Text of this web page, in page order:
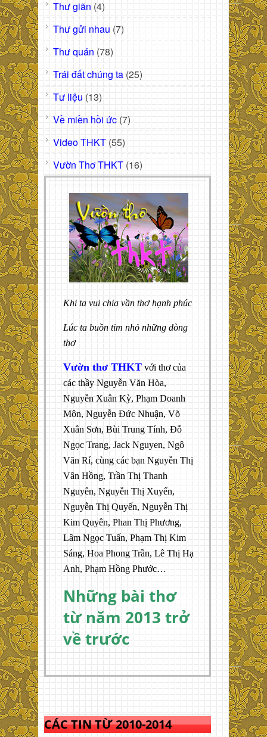
Thư giãn (4)
Thư gửi nhau (7)
Thư quán (78)
Trái đất chúng ta (25)
Tư liệu (13)
Về miền hồi ức (7)
Video THKT (55)
Vườn Thơ THKT (16)
Khi ta vui chia vần thơ hạnh phúc
Lúc ta buồn tim nhỏ những dòng
thơ
Vườn thơ THKT với thơ của
các thầy Nguyễn Văn Hòa,
Nguyễn Xuân Kỳ, Phạm Doanh
Môn, Nguyễn Đức Nhuận, Võ
Xuân Sơn, Bùi Trung Tính, Đỗ
Ngọc Trang, Jack Nguyen, Ngô
Văn Rí, cùng các bạn Nguyễn Thị
Vân Hồng, Trần Thị Thanh
Nguyên, Nguyễn Thị Xuyến,
Nguyễn Thị Quyến, Nguyễn Thị
Kim Quyên, Phan Thị Phương,
Lâm Ngọc Tuấn, Phạm Thị Kim
Sáng, Hoa Phong Trần, Lê Thị Hạ
Anh, Phạm Hồng Phước…
Những bài thơ
từ năm 2013 trở
về trước
CÁC TIN TỪ 2010-2014